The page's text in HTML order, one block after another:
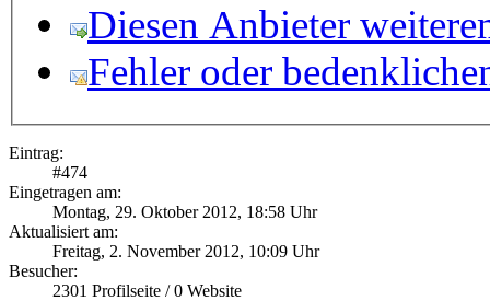
Diesen Anbieter
Fehler oder
Eintrag:
#474
Eingetragen am:
Montag, 29. Oktober 2012, 18:58 Uhr
Aktualisiert am:
Freitag, 2. November 2012, 10:09 Uhr
Besucher:
2301 Profilseite /0 Website